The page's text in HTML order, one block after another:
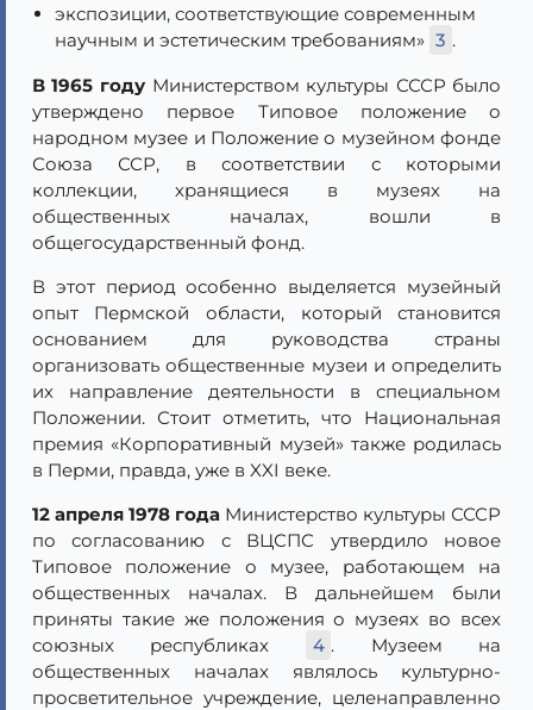
экспозиции, соответствующие современным
научным и эстетическим требованиям» 3 .
В 1965 годуМинистерством культуры СССР было
утверждено первое Типовое положение о
народном музее и Положение о музейном фонде
Союза ССР, в соответствии с которыми
коллекции, хранящиеся в музеях на
общественных началах, вошли в
общегосударственный фонд.
В этот период особенно выделяется музейный
опыт Пермской области, который становится
основанием для руководства страны
организовать общественные музеи и определить
их направление деятельности в специальном
Положении. Стоит отметить, что Национальная
премия «Корпоративный музей» также родилась
в Перми, правда, уже в XXI веке.
12 апреля 1978 года Министерство культуры СССР
по согласованию с ВЦСПС утвердило новое
Типовое положение о музее, работающем на
общественных началах. В дальнейшем были
приняты такие же положения о музеях во всех
союзных республиках
4 . Музеем на
общественных началах являлось культурно-
просветительное учреждение, целенаправленно